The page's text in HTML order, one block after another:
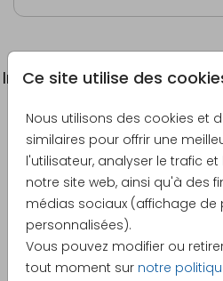
Ce site utilise des
Nous utilisons des cookies et
similaires pour offrir une
l'utilisateur, analyser le trafic
notre site web, ainsi qu'à des
médias sociaux (affichage de
personnalisées).
Vous pouvez modifier ou
tout moment sur notre
Informations du produit
Description
Carte d'invitation joyeuse et
ans avec confettis.
Créateur
Made for Moments
Catégorie